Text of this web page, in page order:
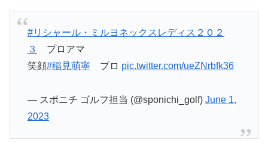
#リシャール・ミルヨネックスレディス２０２
３
プロアマ
笑顔#稲見萌寧プロ pic.twitter.com/ueZNrbfk36
— スポニチ ゴルフ担当 (@sponichi_golf) June 1,
2023